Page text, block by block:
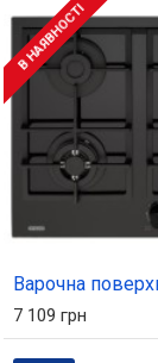
В НАЯВНОСТІ
7 109 грн